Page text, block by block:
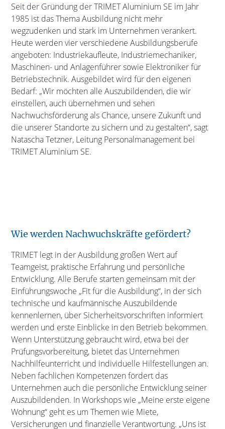
Seit der Gründung der TRIMET Aluminium SE im Jahr
1985 ist das Thema Ausbildung nicht mehr
wegzudenken und stark im Unternehmen verankert.
Heute werden vier verschiedene Ausbildungsberufe
angeboten: Industriekaufleute, Industriemechaniker,
Maschinen- und Anlagenführer sowie Elektroniker für
Betriebstechnik. Ausgebildet wird für den eigenen
Bedarf: „Wir möchten alle Auszubildenden, die wir
einstellen, auch übernehmen und sehen
Nachwuchsförderung als Chance, unsere Zukunft und
die unserer Standorte zu sichern und zu gestalten“, sagt
Natascha Tetzner, Leitung Personalmanagement bei
TRIMET Aluminium SE.
Wie werden Nachwuchskräfte gefördert?
TRIMET legt in der Ausbildung großen Wert auf
Teamgeist, praktische Erfahrung und persönliche
Entwicklung. Alle Berufe starten gemeinsam mit der
Einführungswoche „Fit für die Ausbildung“, in der sich
technische und kaufmännische Auszubildende
kennenlernen, über Sicherheitsvorschriften informiert
werden und erste Einblicke in den Betrieb bekommen.
Wenn Unterstützung gebraucht wird, etwa bei der
Prüfungsvorbereitung, bietet das Unternehmen
Nachhilfeunterricht und individuelle Hilfestellungen an.
Neben fachlichen Kompetenzen fördert das
Unternehmen auch die persönliche Entwicklung seiner
Auszubildenden. In Workshops wie „Meine erste eigene
Wohnung“ geht es um Themen wie Miete,
Versicherungen und finanzielle Verantwortung. „Uns ist